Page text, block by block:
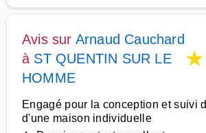
Avis sur Arnaud Cauchard
à ST QUENTIN SUR LE
HOMME
★
Engagé pour la conception et suivi
d'une maison individuelle